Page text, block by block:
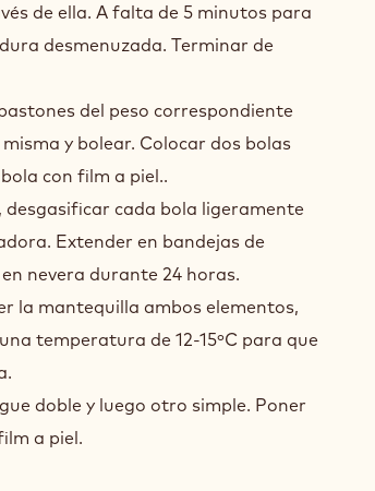
de ella. A falta de 5 minutos para
desmenuzada. Terminar de
del peso correspondiente
y bolear. Colocar dos bolas
con film a piel..
cada bola ligeramente
Extender en bandejas de
nevera durante 24 horas.
la mantequilla ambos elementos,
temperatura de 12-15ºC para que
doble y luego otro simple. Poner
a piel.